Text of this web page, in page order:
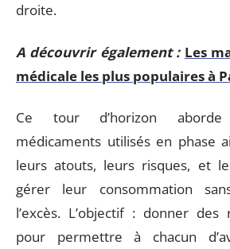
droite.
A découvrir également : Les
médicale les plus populaires à
Ce tour d’horizon
médicaments utilisés en phase
leurs atouts, leurs risques, et
gérer leur consommation
l’excès. L’objectif : donner des
pour permettre à chacun